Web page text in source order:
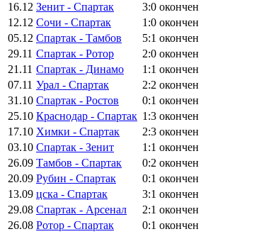
16.12 Зенит - Спартак 3:0 окончен
12.12 Сочи - Спартак 1:0 окончен
05.12 Спартак - Тамбов 5:1 окончен
29.11 Спартак - Ротор 2:0 окончен
21.11 Спартак - Динамо 1:1 окончен
07.11 Урал - Спартак 2:2 окончен
31.10 Спартак - Ростов 0:1 окончен
25.10 Краснодар - Спартак 1:3 окончен
17.10 Химки - Спартак 2:3 окончен
03.10 Спартак - Зенит 1:1 окончен
26.09 Тамбов - Спартак 0:2 окончен
20.09 Рубин - Спартак 0:1 окончен
13.09 цска - Спартак 3:1 окончен
29.08 Спартак - Арсенал 2:1 окончен
26.08 Ротор - Спартак 0:1 окончен